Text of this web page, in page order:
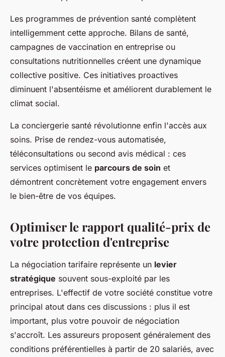
Les programmes de prévention santé complètent
intelligemment cette approche. Bilans de santé,
campagnes de vaccination en entreprise ou
consultations nutritionnelles créent une dynamique
collective positive. Ces initiatives proactives
diminuent l'absentéisme et améliorent durablement le
climat social.
La conciergerie santé révolutionne enfin l'accès aux
soins. Prise de rendez-vous automatisée,
téléconsultations ou second avis médical : ces
services optimisent le parcours de soin et
démontrent concrètement votre engagement envers
le bien-être de vos équipes.
Optimiser le rapport qualité-prix de
votre protection d'entreprise
La négociation tarifaire représente un levier
stratégique souvent sous-exploité par les
entreprises. L'effectif de votre société constitue votre
principal atout dans ces discussions : plus il est
important, plus votre pouvoir de négociation
s'accroît. Les assureurs proposent généralement des
conditions préférentielles à partir de 20 salariés, avec